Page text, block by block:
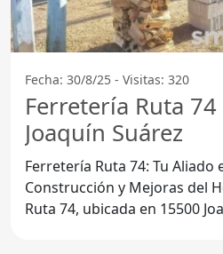
Fecha: 30/8/25 - Visitas: 320
Ferretería Ruta
Joaquín Suárez
Ferretería Ruta 74: Tu Aliado
Construcción y Mejoras del Hogar La
Ruta 74, ubicada en 15500